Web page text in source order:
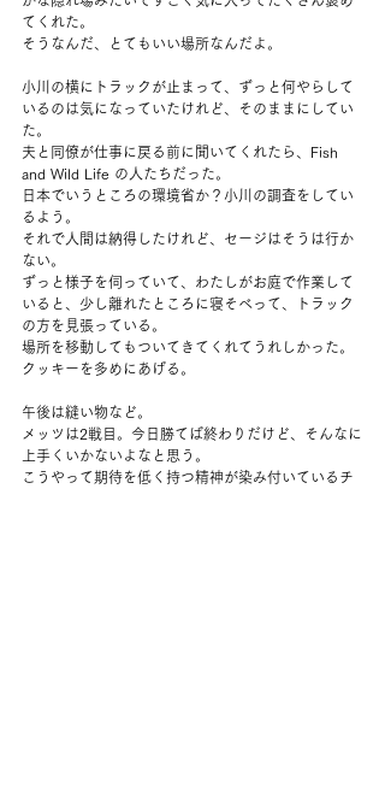
てくれた。
そうなんだ、とてもいい場所なんだよ。
小川の横にトラックが止まって、ずっと何やらして
いるのは気になっていたけれど、そのままにしてい
た。
夫と同僚が仕事に戻る前に聞いてくれたら、Fish
and Wild Life の人たちだった。
日本でいうところの環境省か？小川の調査をしてい
るよう。
それで人間は納得したけれど、セージはそうは行か
ない。
ずっと様子を伺っていて、わたしがお庭で作業して
いると、少し離れたところに寝そべって、トラック
の方を見張っている。
場所を移動してもついてきてくれてうれしかった。
クッキーを多めにあげる。
午後は縫い物など。
メッツは2戦目。今日勝てば終わりだけど、そんなに
上手くいかないよなと思う。
こうやって期待を低く持つ精神が染み付いているチ